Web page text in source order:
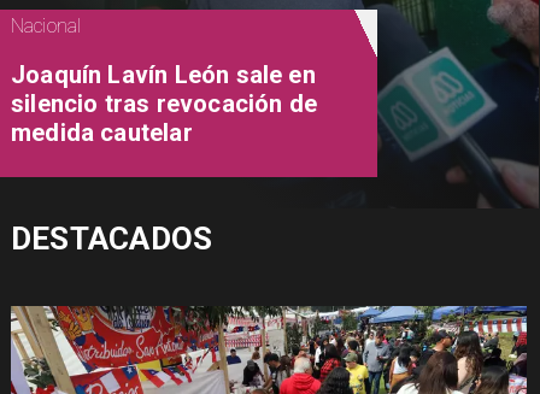
Nacional
Joaquín Lavín León sale en
silencio tras revocación de
medida cautelar
DESTACADOS